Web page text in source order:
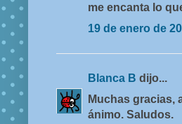
me encanta lo
19 de enero de
Blanca B dijo...
Muchas gracias,
ánimo. Saludos.